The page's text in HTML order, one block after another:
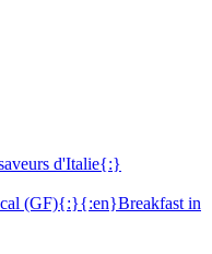
d'Italie{:}
(GF){:}{:en}Breakfast in